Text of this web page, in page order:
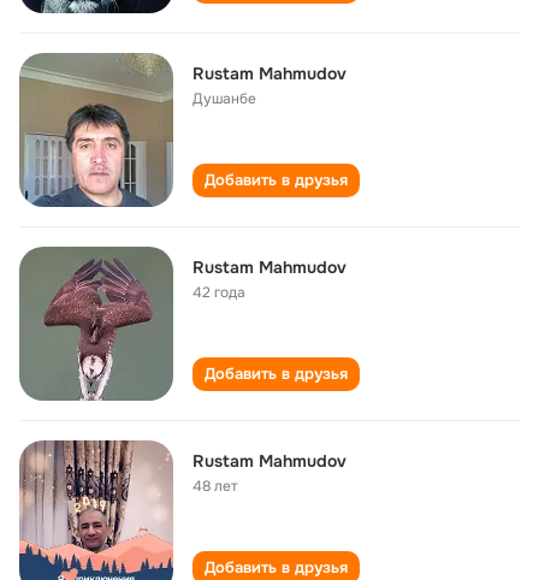
Rustam Mahmudov
Душанбе
Добавить в друзья
Rustam Mahmudov
42 года
Добавить в друзья
Rustam Mahmudov
48 лет
Добавить в друзья